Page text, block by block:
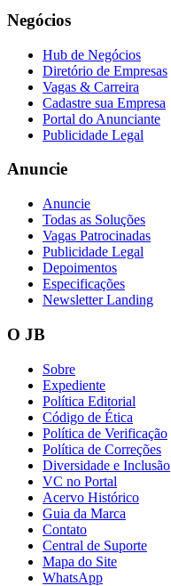
Negócios
Hub de Negócios
Diretório de Empresas
Vagas & Carreira
Cadastre sua Empresa
Portal do Anunciante
Publicidade Legal
Anuncie
Anuncie
Todas as Soluções
Vagas Patrocinadas
Publicidade Legal
Depoimentos
Especificações
Newsletter Landing
O JB
Sobre
Expediente
Política Editorial
Código de Ética
Política de Verificação
Política de Correções
Diversidade e Inclusão
VC no Portal
Acervo Histórico
Guia da Marca
Contato
Central de Suporte
Mapa do Site
WhatsApp